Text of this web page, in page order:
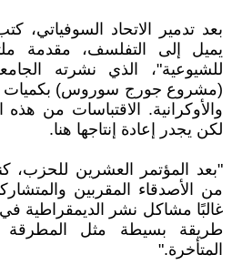
بعد تدمير الاتحاد السوفياتي،
يميل إلى التفلسف، مقدمة
للشيوعية"، الذي نشرته
(مشروع جورج سوروس) بكميات
والأوكرانية. الاقتباسات من
لكن يجدر إعادة إنتاجها هنا.
"بعد المؤتمر العشرين للحزب،
من الأصدقاء المقربين
غالبًا مشاكل نشر الديمقراطية في
طريقة بسيطة مثل المطرقة
المتأخرة."